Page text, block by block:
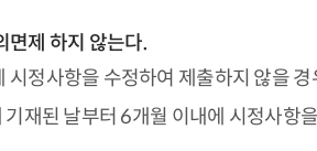
면제 하지 않는다.
정사항을 수정하여 제출하지 않을
재된 날부터 6개월 이내에 시정사항